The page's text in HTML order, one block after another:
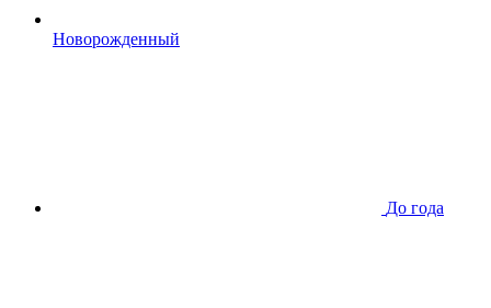
Новорожденный
До года